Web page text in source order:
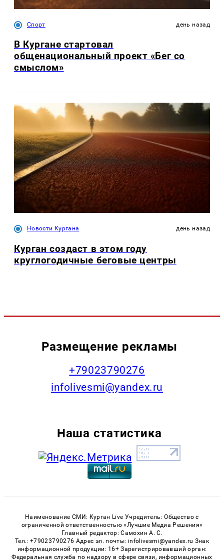
Спорт день назад
В Кургане стартовал
общенациональный проект «Бег со
смыслом»
Новости Кургана день назад
Курган создаст в этом году
круглогодичные беговые центры
Размещение рекламы
+79023790276
infolivesmi@yandex.ru
Наша статистика
Наименование СМИ: Курган Live Учредитель: Общество с
ограниченной ответственностью «Лучшие Медиа Решения»
Главный редактор: Самохин А. С.
Тел.: +79023790276 Адрес эл. почты: infolivesmi@yandex.ru Знак
информационной продукции: 16+ Зарегистрировавший орган:
Федеральная служба по надзору в сфере связи, информационных